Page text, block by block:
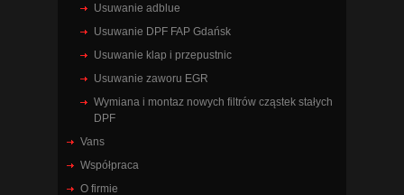
Usuwanie adblue
Usuwanie DPF FAP Gdańsk
Usuwanie klap i przepustnic
Usuwanie zaworu EGR
Wymiana i montaz nowych filtrów cząstek stałych
DPF
Vans
Współpraca
O firmie